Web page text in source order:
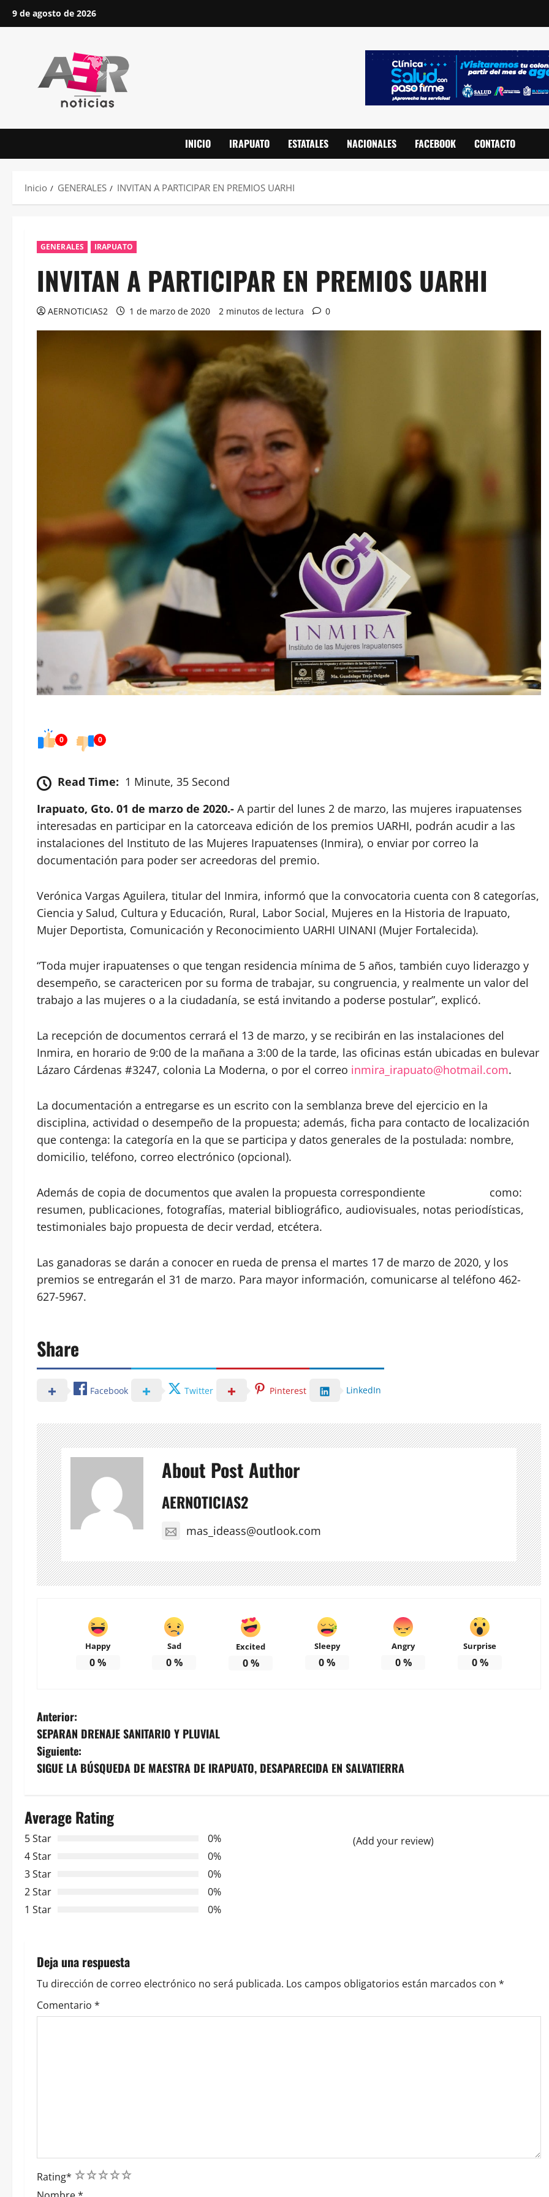
Saltar9 de agosto de 2026
INICIO IRAPUATO ESTATALES NACIONALES FACEBOOK CONTACTO
Inicio GENERALES INVITAN A PARTICIPAR EN PREMIOS UARHI
GENERALES IRAPUATO
INVITAN A PARTICIPAR EN PREMIOS UARHI
AERNOTICIAS2 1 de marzo de 2020 2 minutos de lectura 0
0 0
Read Time: 1 Minute, 35 Second
Irapuato, Gto. 01 de marzo de 2020.- A partir del lunes 2 de marzo, las mujeres irapuatenses
interesadas en participar en la catorceava edición de los premios UARHI, podrán acudir a las
instalaciones del Instituto de las Mujeres Irapuatenses (Inmira), o enviar por correo la
documentación para poder ser acreedoras del premio.
Verónica Vargas Aguilera, titular del Inmira, informó que la convocatoria cuenta con 8 categorías,
Ciencia y Salud, Cultura y Educación, Rural, Labor Social, Mujeres en la Historia de Irapuato,
Mujer Deportista, Comunicación y Reconocimiento UARHI UINANI (Mujer Fortalecida).
“Toda mujer irapuatenses o que tengan residencia mínima de 5 años, también cuyo liderazgo y
desempeño, se caractericen por su forma de trabajar, su congruencia, y realmente un valor del
trabajo a las mujeres o a la ciudadanía, se está invitando a poderse postular”, explicó.
La recepción de documentos cerrará el 13 de marzo, y se recibirán en las instalaciones del
Inmira, en horario de 9:00 de la mañana a 3:00 de la tarde, las oficinas están ubicadas en bulevar
Lázaro Cárdenas #3247, colonia La Moderna, o por el correo inmira_irapuato@hotmail.com.
La documentación a entregarse es un escrito con la semblanza breve del ejercicio en la
disciplina, actividad o desempeño de la propuesta; además, ficha para contacto de localización
que contenga: la categoría en la que se participa y datos generales de la postulada: nombre,
domicilio, teléfono, correo electrónico (opcional).
Además de copia de documentos que avalen la propuesta correspondiente como:
resumen, publicaciones, fotografías, material bibliográfico, audiovisuales, notas periodísticas,
testimoniales bajo propuesta de decir verdad, etcétera.
Las ganadoras se darán a conocer en rueda de prensa el martes 17 de marzo de 2020, y los
premios se entregarán el 31 de marzo. Para mayor información, comunicarse al teléfono 462-
627-5967.
Share
Facebook Twitter Pinterest LinkedIn
About Post Author
AERNOTICIAS2
mas_ideass@outlook.com
Happy
0%
Sad
0%
Excited
0%
Sleepy
0%
Angry
0%
Surprise
0%
N
a
v
g
a
c
i
n
d
e
d
a
Anterior:
SEPARAN DRENAJE SANITARIO Y PLUVIAL
Siguiente:
SIGUE LA BÚSQUEDA DE MAESTRA DE IRAPUATO, DESAPARECIDA EN SALVATIERRA
Average Rating
5 Star
0%
4 Star
0%
3 Star
0%
2 Star
0%
1 Star
0%
(Add your review)
Deja una respuesta
Tu dirección de correo electrónico no será publicada. Los campos obligatorios están marcados con *
Comentario *
Rating* 5
4
3
2
1